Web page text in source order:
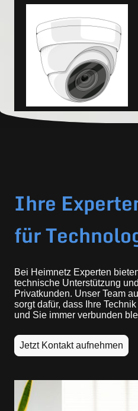
Ihre
für
Bei Heimnetz Experten
technische Unterstützung
Privatkunden. Unser Team
sorgt dafür, dass Ihre
und Sie immer verbunden
Jetzt Kontakt aufnehmen